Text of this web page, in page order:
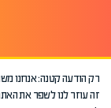
רק הודעה קטנה: אנחנו
זה עוזר לנו לשפר את